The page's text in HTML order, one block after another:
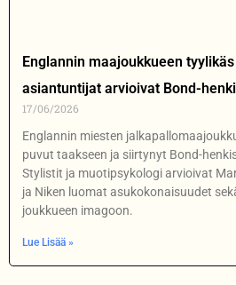
Englannin maajoukkueen
asiantuntijat arvioivat Bond-
17/06/2026
Englannin miesten
puvut taakseen ja siirtynyt Bond-
Stylistit ja muotipsykologi arvioivat
ja Niken luomat asukokonaisuudet
joukkueen imagoon.
Lue Lisää »